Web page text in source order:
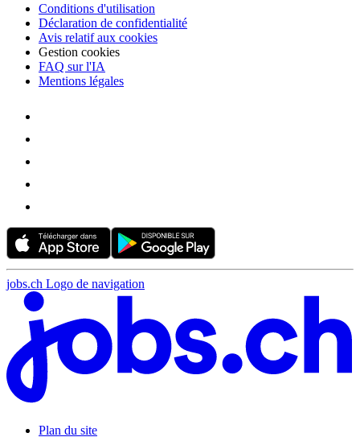
Conditions d'utilisation
Déclaration de confidentialité
Avis relatif aux cookies
Gestion cookies
FAQ sur l'IA
Mentions légales
jobs.ch Logo de navigation
Plan du site